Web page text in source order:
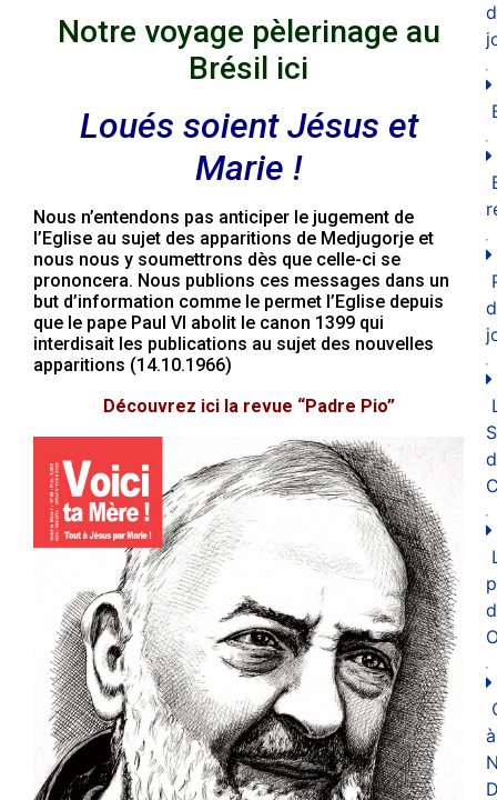
Notre voyage pèlerinage au
Brésil ici
Loués soient Jésus et
Marie !
Nous n’entendons pas anticiper le jugement de
l’Eglise au sujet des apparitions de Medjugorje et
nous nous y soumettrons dès que celle-ci se
prononcera. Nous publions ces messages dans un
but d’information comme le permet l’Eglise depuis
que le pape Paul VI abolit le canon 1399 qui
interdisait les publications au sujet des nouvelles
apparitions (14.10.1966)
Découvrez ici la revue “Padre Pio”
à